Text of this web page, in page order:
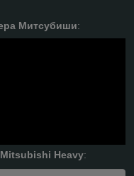
Митсубиши:
Heavy: